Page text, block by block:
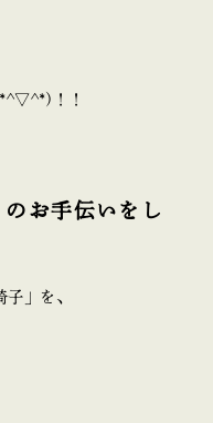
！！
のお手伝いをし
」を、